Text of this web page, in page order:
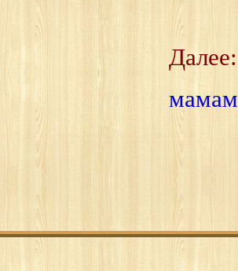
Далее:
мамам